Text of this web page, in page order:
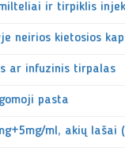
ir tirpiklis
neirios kietosios
ar infuzinis tirpalas
pasta
ml, akių lašai